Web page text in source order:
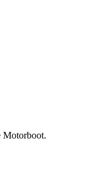
Motorboot.